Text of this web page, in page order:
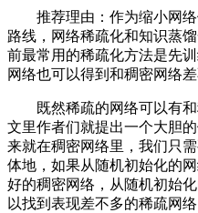
推荐理由：作为缩小网络
路线，网络稀疏化和知识蒸
前最常用的稀疏化方法是先
网络也可以得到和稠密网络差
既然稀疏的网络可以有和
文里作者们就提出一个大胆
来就在稠密网络里，我们只
体地，如果从随机初始化的
好的稠密网络，从随机初始
以找到表现差不多的稀疏网